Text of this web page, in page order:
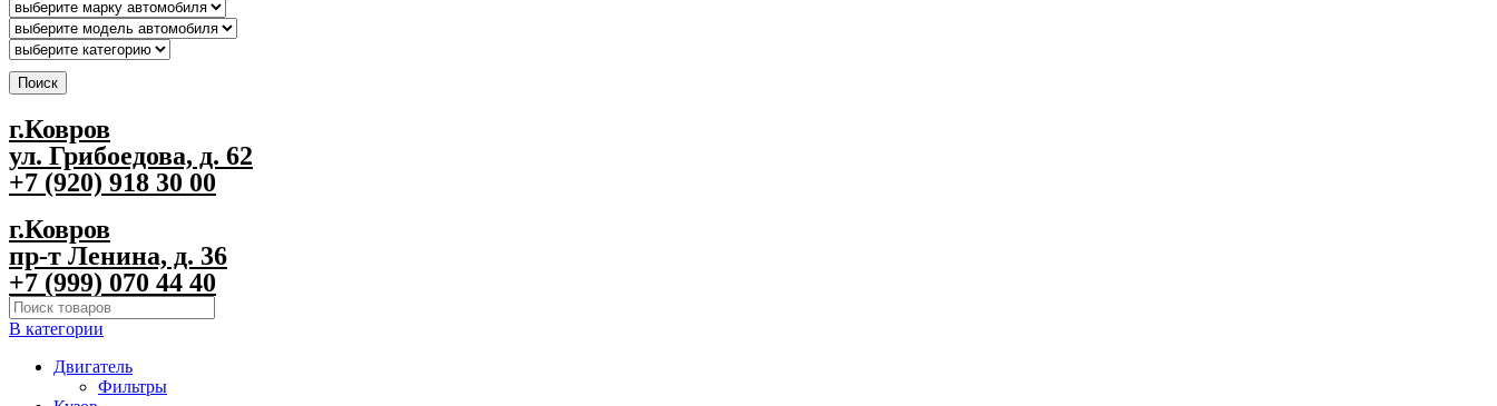
Поиск
г.Ковров
ул. Грибоедова, д. 62
+7 (920) 918 30 00
г.Ковров
пр-т Ленина, д. 36
+7 (999) 070 44 40
В категории
Двигатель
Фильтры